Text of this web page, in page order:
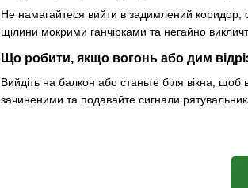
Не намагайтеся вийти в задимлений коридор,
щілини мокрими ганчірками та негайно
Що робити, якщо вогонь або дим
Вийдіть на балкон або станьте біля вікна,
зачиненими та подавайте сигнали